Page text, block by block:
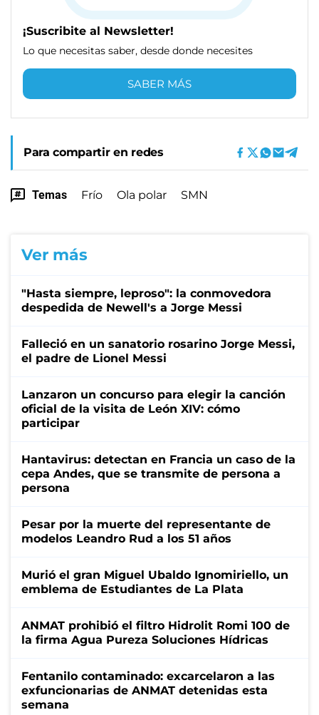
¡Suscribite al Newsletter!
Lo que necesitas saber, desde donde necesites
SABER MÁS
Para compartir en redes
Temas Frío Ola polar SMN
Ver más
"Hasta siempre, leproso": la conmovedora
despedida de Newell's a Jorge Messi
Falleció en un sanatorio rosarino Jorge Messi,
el padre de Lionel Messi
Lanzaron un concurso para elegir la canción
oficial de la visita de León XIV: cómo
participar
Hantavirus: detectan en Francia un caso de la
cepa Andes, que se transmite de persona a
persona
Pesar por la muerte del representante de
modelos Leandro Rud a los 51 años
Murió el gran Miguel Ubaldo Ignomiriello, un
emblema de Estudiantes de La Plata
ANMAT prohibió el filtro Hidrolit Romi 100 de
la firma Agua Pureza Soluciones Hídricas
Fentanilo contaminado: excarcelaron a las
exfuncionarias de ANMAT detenidas esta
semana